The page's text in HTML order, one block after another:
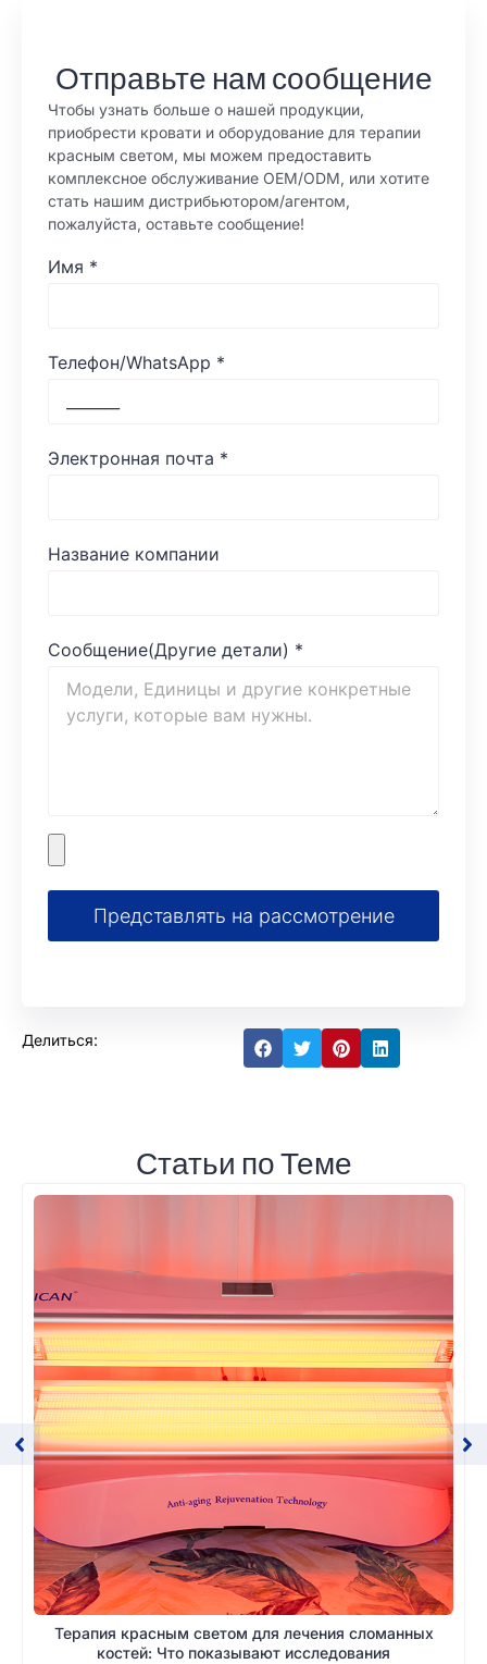
Отправьте нам сообщение
Чтобы узнать больше о нашей продукции,
приобрести кровати и оборудование для терапии
красным светом, мы можем предоставить
комплексное обслуживание OEM/ODM, или хотите
стать нашим дистрибьютором/агентом,
пожалуйста, оставьте сообщение!
Имя *
Телефон/WhatsApp *
Электронная почта *
Название компании
Сообщение(Другие детали) *
Представлять на рассмотрение
Делиться:
Статьи по Теме
Терапия красным светом для лечения сломанных
костей: Что показывают исследования